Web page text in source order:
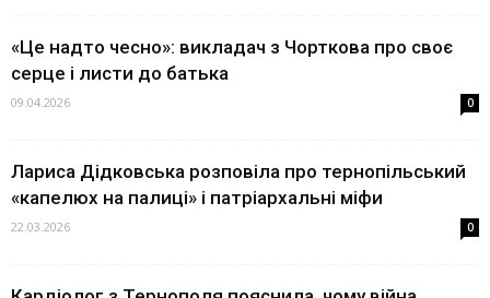
«Це надто чесно»: викладач з Чорткова про своє
серце і листи до батька
09.04.2026 0
Лариса Дідковська розповіла про тернопільський
«капелюх на палиці» і патріархальні міфи
22.03.2026 0